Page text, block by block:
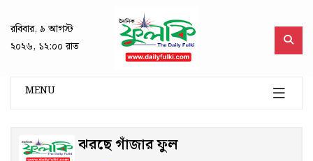
রবিবার, ৯ আগস্ট
২০২৬, ১২:০০ রাত
MENU
ঝরছে গাঁজার ফুল